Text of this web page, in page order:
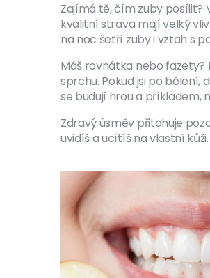
Zajímá tě, čím zuby posílit?
kvalitní strava mají velký
na noc šetří zuby i vztah s
Máš rovnátka nebo fazety?
sprchu. Pokud jsi po bělení,
se budují hrou a příkladem,
Zdravý úsměv přitahuje
uvidíš a ucítíš na vlastní